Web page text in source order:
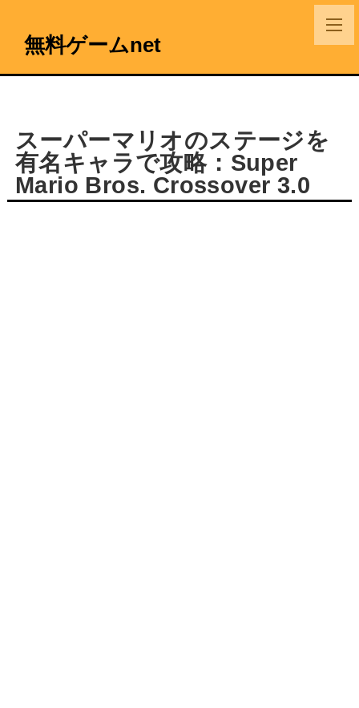
無料ゲームnet
スーパーマリオのステージを
有名キャラで攻略：Super
Mario Bros. Crossover 3.0